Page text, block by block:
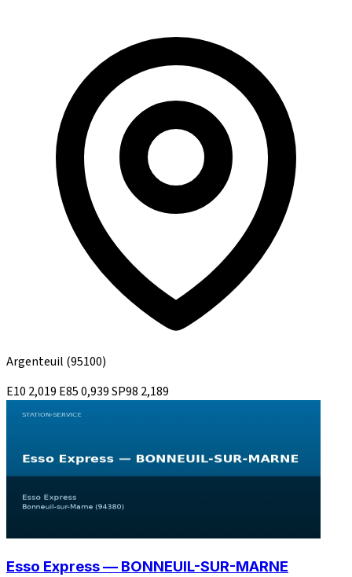
Argenteuil (95100)
E10 2,019 E850,939SP98 2,189
Esso Express — BONNEUIL-SUR-MARNE